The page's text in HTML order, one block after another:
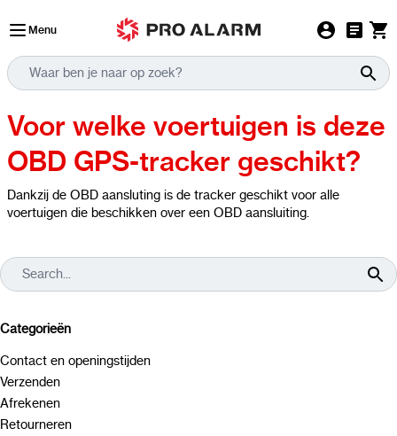
Menu
Voor welke voertuigen is deze
OBD GPS-tracker geschikt?
Dankzij de OBD aansluting is de tracker geschikt voor alle
voertuigen die beschikken over een OBD aansluiting.
Categorieën
Contact en openingstijden
Verzenden
Afrekenen
Retourneren